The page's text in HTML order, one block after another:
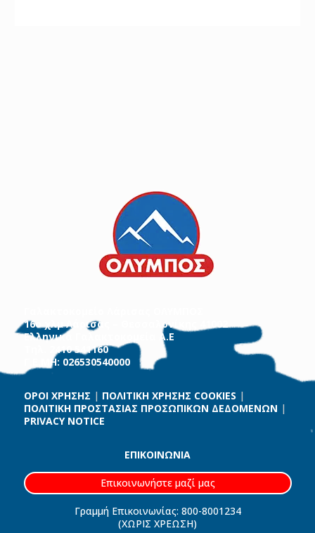
16ο χλμ Λάρισας – Θεσσαλονίκης 41002
Ελληνικά Γαλακτοκομεία Α.Ε
Τηλ. 2410 541160
Γ.Ε.ΜΗ: 026530540000
ΟΡΟΙ ΧΡΗΣΗΣ | ΠΟΛΙΤΙΚΗ ΧΡΗΣΗΣ COOKIES |
ΠΟΛΙΤΙΚΗ ΠΡΟΣΤΑΣΙΑΣ ΠΡΟΣΩΠΙΚΩΝ ΔΕΔΟΜΕΝΩΝ |
PRIVACY NOTICE
ΕΠΙΚΟΙΝΩΝΙΑ
Επικοινωνήστε μαζί μας
Γραμμή Επικοινωνίας: 800-8001234
(ΧΩΡΙΣ ΧΡΕΩΣΗ)